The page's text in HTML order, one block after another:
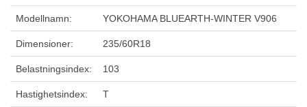
Modellnamn: YOKOHAMA BLUEARTH-WINTER V906
Dimensioner: 235/60R18
Belastningsindex: 103
Hastighetsindex: T